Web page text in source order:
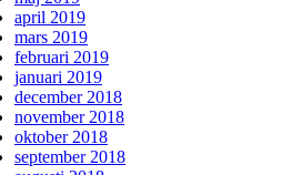
april 2019
mars 2019
februari 2019
januari 2019
december 2018
november 2018
oktober 2018
september 2018